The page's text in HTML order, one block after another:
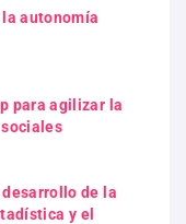
la autonomía
para agilizar la
desarrollo de la
y el